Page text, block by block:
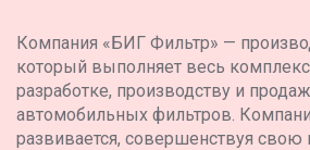
Компания «БИГ Фильтр» —
который выполняет весь комплекс
разработке, производству и
автомобильных фильтров.
развивается, совершенствуя